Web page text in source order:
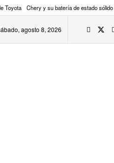
Toyota Chery y su batería de estado sólido
agosto 8, 2026